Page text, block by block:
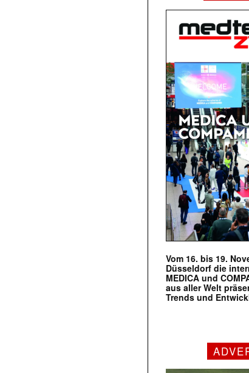
Vom 16. bis 19.
Düsseldorf die
MEDICA und
aus aller Welt
Trends und